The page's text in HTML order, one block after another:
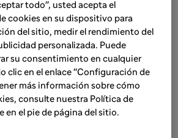
todo", usted acepta el
cookies en su dispositivo para
del sitio, medir el rendimiento del
personalizada. Puede
su consentimiento en cualquier
clic en el enlace "Configuración de
más información sobre cómo
consulte nuestra Política de
en el pie de página del sitio.